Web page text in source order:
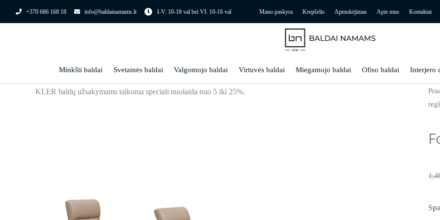
+370 686 168 18 info@baldainamams.lt I-V: 10-18 val bei VI: 10-16 val Mano paskyra Krepšelis Apmokėjimas Apie mus Kontaktai
Minkšti baldai Svetainės baldai Valgomojo baldai Virtuvės baldai Miegamojo baldai Ofiso baldai Interjero
KLER baldų užsakymams taikoma speciali nuolaida nuo 5 iki 25%.